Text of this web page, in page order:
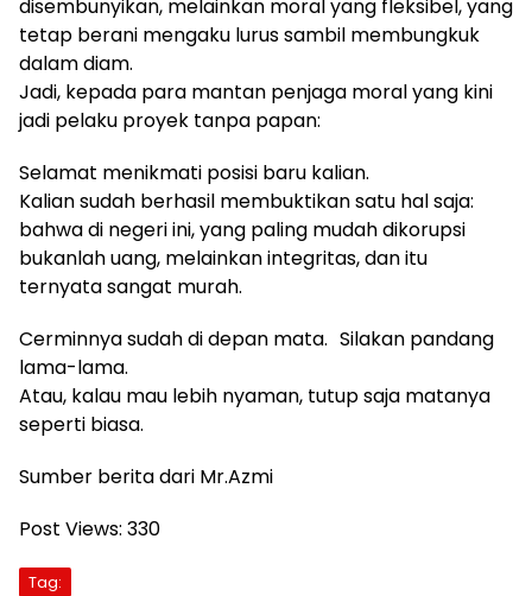
disembunyikan, melainkan moral yang fleksibel, yang
tetap berani mengaku lurus sambil membungkuk
dalam diam.
Jadi, kepada para mantan penjaga moral yang kini
jadi pelaku proyek tanpa papan:
Selamat menikmati posisi baru kalian.
Kalian sudah berhasil membuktikan satu hal saja:
bahwa di negeri ini, yang paling mudah dikorupsi
bukanlah uang, melainkan integritas, dan itu
ternyata sangat murah.
Cerminnya sudah di depan mata. Silakan pandang
lama-lama.
Atau, kalau mau lebih nyaman, tutup saja matanya
seperti biasa.
Sumber berita dari Mr.Azmi
Post Views: 330
Tag: